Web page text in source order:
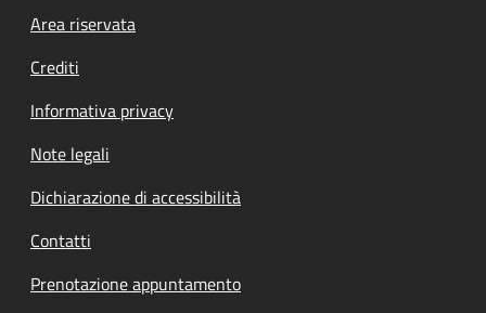
Footer menu
Area riservata
Crediti
Informativa privacy
Note legali
Dichiarazione di accessibilità
Contatti
Prenotazione appuntamento